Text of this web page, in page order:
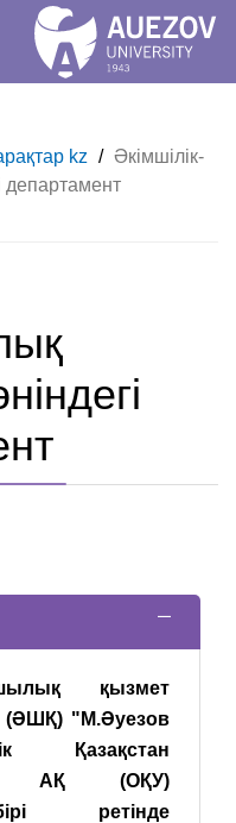
kz / Әкімшілік-
департамент
қызмет
(ӘШҚ) "М.Әуезов
Қазақстан
АҚ (ОҚУ)
ретінде